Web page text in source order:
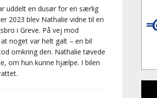
uddelt en dusør for en særlig
2023 blev Nathalie vidne til en
i Greve. På vej mod
noget var helt galt – en bil
omkring den. Nathalie tøvede
om hun kunne hjælpe. I bilen